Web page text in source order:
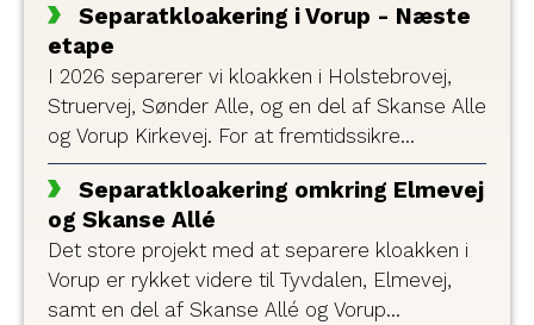
Separatkloakering i Vorup - Næste
etape
I 2026 separerer vi kloakken i Holstebrovej,
Struervej, Sønder Alle, og en del af Skanse Alle
og Vorup Kirkevej. For at fremtidssikre
kloakken deles den op i to, så regn- og
spildevand løber i hver sin ledning fremover.
Separatkloakering omkring Elmevej
og Skanse Allé
Det store projekt med at separere kloakken i
Vorup er rykket videre til Tyvdalen, Elmevej,
samt en del af Skanse Allé og Vorup